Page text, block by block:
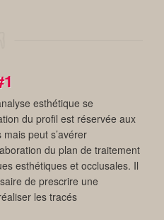
esthétique se
du profil est réservée aux
peut s’avérer
du plan de traitement
esthétiques et occlusales. Il
de prescrire une
les tracés